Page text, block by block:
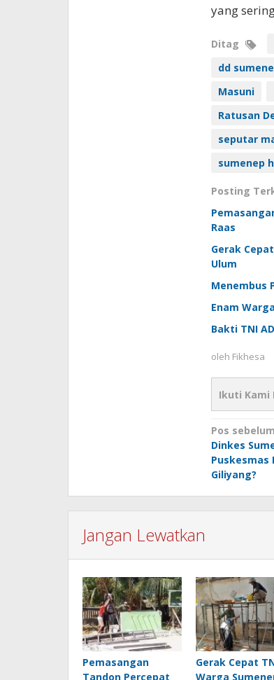
yang
Ditag
dd
Masuni
Ratusan
seputar
sumenep
Posting
Raas
Gerak
Ulum
Menembus
Enam
Bakti TNI
oleh Fikhesa
Ikuti Kami
pos
Pos
Dinkes
Puskesmas
Giliyang?
Jangan Lewatkan
Pemasangan
Tandon Percepat
Gerak Cepat
Warga